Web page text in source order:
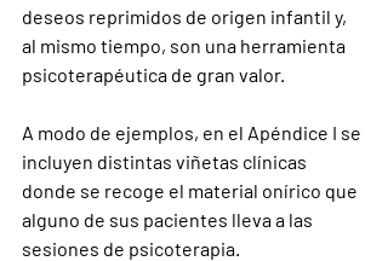
deseos reprimidos de origen infantil y,
al mismo tiempo, son una herramienta
psicoterapéutica de gran valor.
A modo de ejemplos, en el Apéndice I se
incluyen distintas viñetas clínicas
donde se recoge el material onírico que
alguno de sus pacientes lleva a las
sesiones de psicoterapia.